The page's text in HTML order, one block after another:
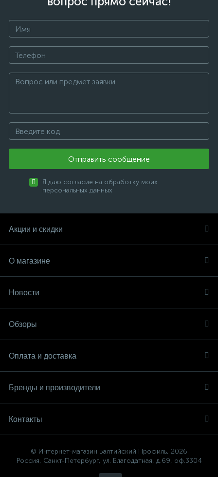
Отправить сообщение
Я даю согласие на обработку моих
персональных данных
Акции и скидки
О магазине
Новости
Обзоры
Оплата и доставка
Бренды и производители
Контакты
© Интернет-магазин Балтийский Профиль, 2026
Россия, Санкт-Петербург, ул. Благодатная, д.69, оф.3304